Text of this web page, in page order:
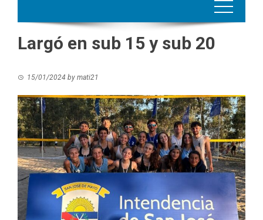
Largó en sub 15 y sub 20
15/01/2024 by mati21